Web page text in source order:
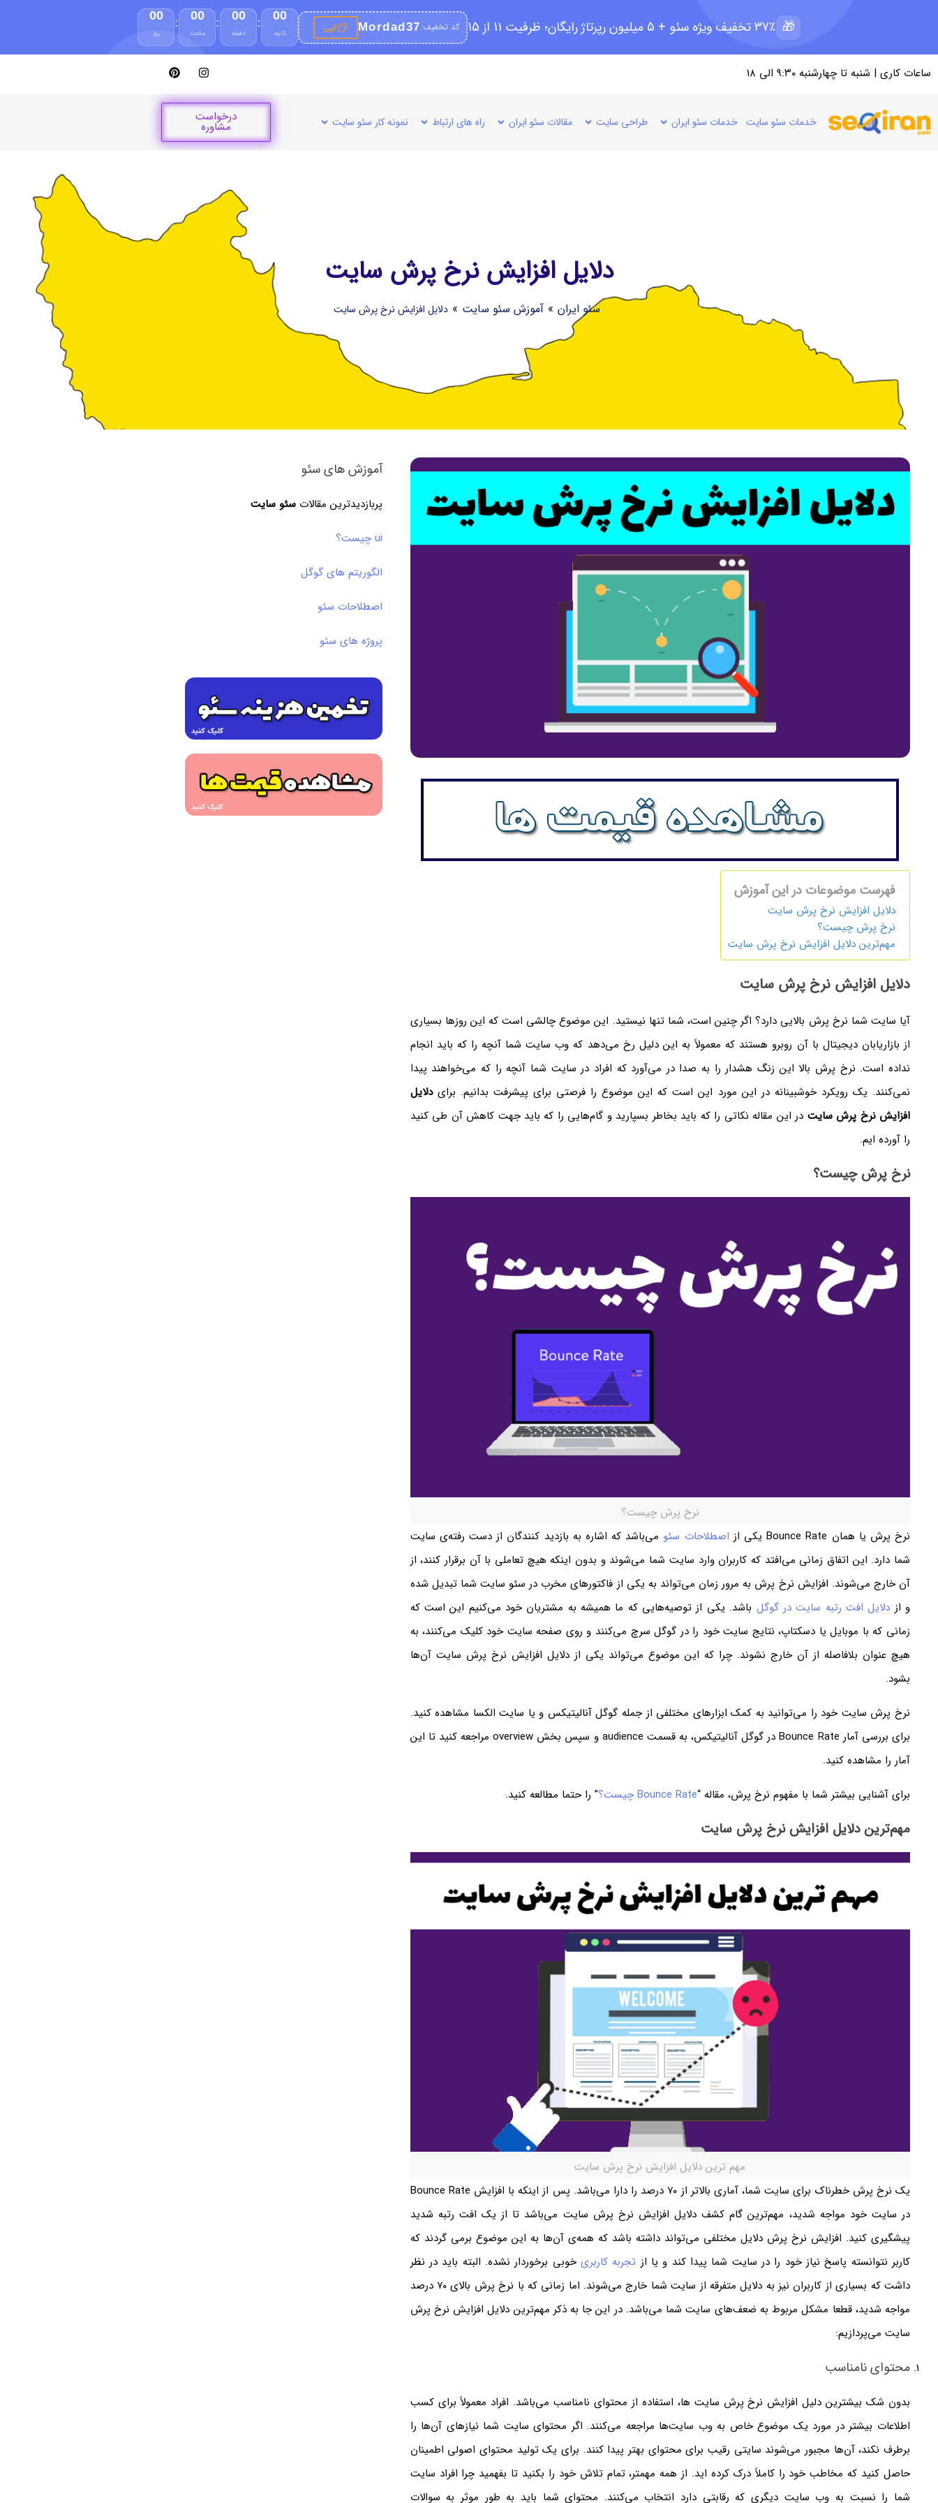
🎁 37٪ تخفیف ویژه سئو + 5 میلیون رپرتاژ رایگان؛ ظرفیت 11 از 15 کد تخفیف:Mordad37 کپی
00
روز
:
00
ساعت
:
00
دقیقه
:
00
ثانیه
ساعات کاری | شنبه تا چهارشنبه ۹:۳۰ الی ۱۸
خدمات سئو سایت خدمات سئو ایران طراحی سایت مقالات سئو ایران راه های ارتباط نمونه کار سئو سایت درخواست
مشاوره
دلایل افزایش نرخ پرش سایت
سئو ایران » آموزش سئو سایت » دلایل افزایش نرخ پرش سایت
فهرست موضوعات در این آموزش
دلایل افزایش نرخ پرش سایت
نرخ پرش چیست؟
مهم‌ترین دلایل افزایش نرخ پرش سایت
دلایل افزایش نرخ پرش سایت
آیا سایت شما نرخ پرش بالایی دارد؟ اگر چنین است، شما تنها نیستید. این موضوع چالشی است که این روزها بسیاری
از بازاریابان دیجیتال با آن روبرو هستند که معمولاً به این دلیل رخ می‌دهد که وب سایت شما آنچه را که باید انجام
نداده است. نرخ پرش بالا این زنگ هشدار را به صدا در می‌آورد که افراد در سایت شما آنچه را که می‌خواهند پیدا
نمی‌کنند. یک رویکرد خوشبینانه در این مورد این است که این موضوع را فرصتی برای پیشرفت بدانیم. برایدلایل
افزایش نرخ پرش سایت در این مقاله نکاتی را که باید بخاطر بسپارید و گام‌هایی را که باید جهت کاهش آن طی کنید
را آورده ایم.
نرخ پرش چیست؟
نرخ پرش چیست؟
نرخ پرش یا همان Bounce Rate یکی از
اصطلاحات سئو می‌باشد که اشاره به بازدید کنندگان از دست رفته‌ی سایت
شما دارد. این اتفاق زمانی می‌افتد که کاربران وارد سایت شما می‌شوند و بدون اینکه هیچ تعاملی با آن برقرار کنند، از
آن خارج می‌شوند. افزایش نرخ پرش به مرور زمان می‌تواند به یکی از فاکتورهای مخرب در سئو سایت شما تبدیل شده
و از دلایل افت رتبه سایت در گوگل باشد. یکی از توصیه‌هایی که ما همیشه به مشتریان خود می‌کنیم این است که
زمانی که با موبایل یا دسکتاپ، نتایج سایت خود را در گوگل سرچ می‌کنند و روی صفحه سایت خود کلیک می‌کنند، به
هیچ عنوان بلافاصله از آن خارج نشوند. چرا که این موضوع می‌تواند یکی از دلایل افزایش نرخ پرش سایت آن‌ها
بشود.
نرخ پرش سایت خود را می‌توانید به کمک ابزارهای مختلفی از جمله گوگل آنالیتیکس و یا سایت الکسا مشاهده کنید.
برای بررسی آمار Bounce Rate در گوگل آنالیتیکس، به قسمت audience و سپس بخش overview مراجعه کنید تا این
آمار را مشاهده کنید.
برای آشنایی بیشتر شما با مفهوم نرخ پرش، مقاله “Bounce Rate چیست؟ ” را حتما مطالعه کنید.
مهم‌ترین دلایل افزایش نرخ پرش سایت
مهم ترین دلایل افزایش نرخ پرش سایت
یک نرخ پرش خطرناک برای سایت شما، آماری بالاتر از ۷۰ درصد را دارا می‌باشد. پس از اینکه با افزایش Bounce Rate
در سایت خود مواجه شدید، مهم‌ترین گام کشف دلایل افزایش نرخ پرش سایت می‌باشد تا از یک افت رتبه شدید
پیشگیری کنید. افزایش نرخ پرش دلایل مختلفی می‌تواند داشته باشد که همه‌ی آن‌ها به این موضوع برمی گردند که
کاربر نتوانسته پاسخ نیاز خود را در سایت شما پیدا کند و یا از تجربه کاربری خوبی برخوردار نشده. البته باید در نظر
داشت که بسیاری از کاربران نیز به دلایل متفرقه از سایت شما خارج می‌شوند. اما زمانی که با نرخ پرش بالای ۷۰ درصد
مواجه شدید، قطعا مشکل مربوط به ضعف‌های سایت شما می‌باشد. در این جا به ذکر مهم‌ترین دلایل افزایش نرخ پرش
سایت می‌پردازیم:
محتوای نامناسب
بدون شک بیشترین دلیل افزایش نرخ پرش سایت ها، استفاده از محتوای نامناسب می‌باشد. افراد معمولاً برای کسب
اطلاعات بیشتر در مورد یک موضوع خاص به وب سایت‌ها مراجعه می‌کنند. اگر محتوای سایت شما نیازهای آن‌ها را
برطرف نکند، آن‌ها مجبور می‌شوند سایتی رقیب برای محتوای بهتر پیدا کنند. برای یک تولید محتوای اصولی اطمینان
حاصل کنید که مخاطب خود را کاملاً درک کرده اید. از همه مهمتر، تمام تلاش خود را بکنید تا بفهمید چرا افراد سایت
شما را نسبت به وب سایت دیگری که رقابتی دارد انتخاب می‌کنند. محتوای شما باید به طور موثر به سوالات
آموزش های سئو
پربازدیدترین مقالاتسئو سایت
ui چیست؟
الگوریتم های گوگل
اصطلاحات سئو
پروژه های سئو